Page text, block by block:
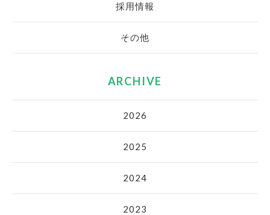
採用情報
その他
ARCHIVE
2026
2025
2024
2023